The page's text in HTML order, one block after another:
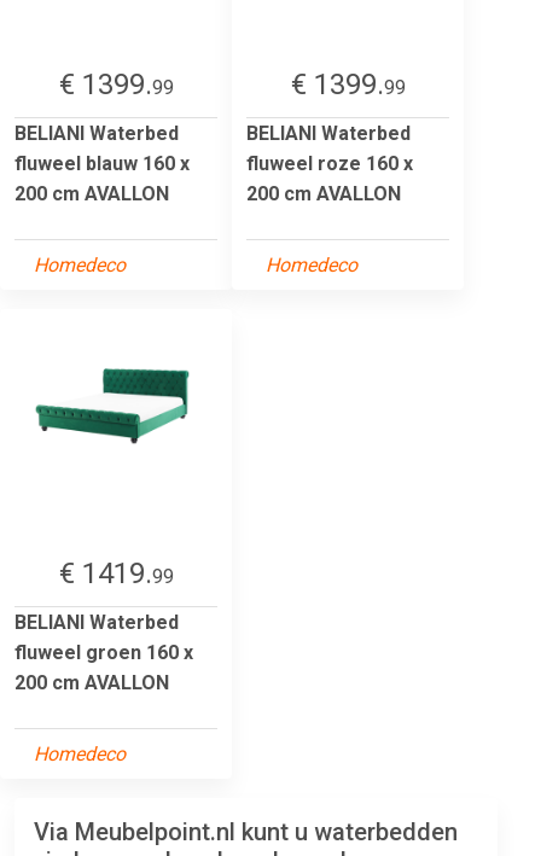
€ 1399.99
BELIANI Waterbed
fluweel blauw 160 x
200 cm AVALLON
Homedeco
€ 1399.99
BELIANI Waterbed
fluweel roze 160 x
200 cm AVALLON
Homedeco
€ 1419.99
BELIANI Waterbed
fluweel groen 160 x
200 cm AVALLON
Homedeco
Via Meubelpoint.nl kunt u waterbedden